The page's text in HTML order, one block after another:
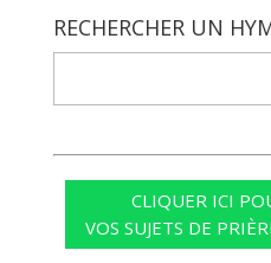
RECHERCHER UN
CLIQUER ICI
VOS SUJETS DE